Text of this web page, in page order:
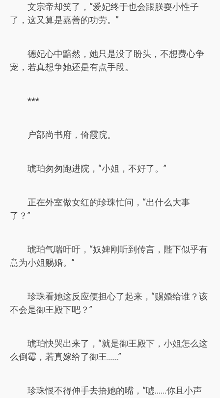
文宗帝却笑了，“爱妃终于也会跟朕耍小性子
了，这又算是嘉善的功劳。”
德妃心中黯然，她只是没了盼头，不想费心争
宠，若真想争她还是有点手段。
***
户部尚书府，倚霞院。
琥珀匆匆跑进院，“小姐，不好了。”
正在外室做女红的珍珠忙问，“出什么大事
了？”
琥珀气喘吁吁，“奴婢刚听到传言，陛下似乎有
意为小姐赐婚。”
珍珠看她这反应便担心了起来，“赐婚给谁？该
不会是御王殿下吧？”
琥珀快哭出来了，“就是御王殿下，小姐怎么这
么倒霉，若真嫁给了御王……”
珍珠恨不得伸手去捂她的嘴，“嘘……你且小声